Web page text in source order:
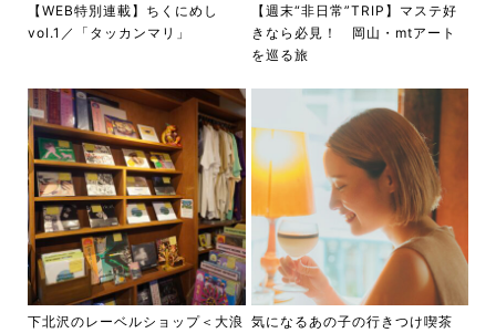
【WEB特別連載】ちくにめし
vol.1／「タッカンマリ」
【週末“非日常”TRIP】マステ好
きなら必見！ 岡山・mtアート
を巡る旅
下北沢のレーベルショップ＜大浪 気になるあの子の行きつけ喫茶